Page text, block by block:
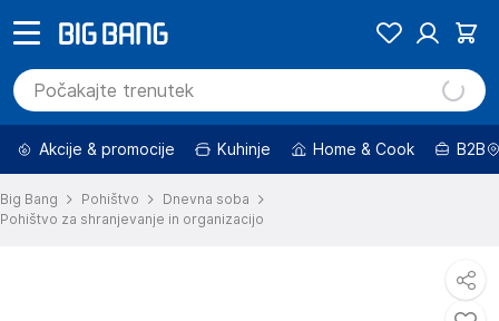
Akcije & promocije Kuhinje Home & Cook B2B
Big Bang Pohištvo
Dnevna soba
Pohištvo za shranjevanje in organizacijo